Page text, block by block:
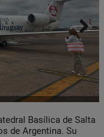
Basílica de Salta
de Argentina. Su